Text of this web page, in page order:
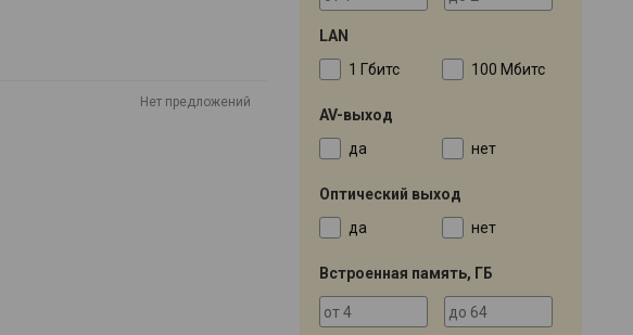
Нет предложений
LAN
1 Гбитс
100 Мбитс
AV-выход
да
нет
Оптический выход
да
нет
Встроенная память, ГБ